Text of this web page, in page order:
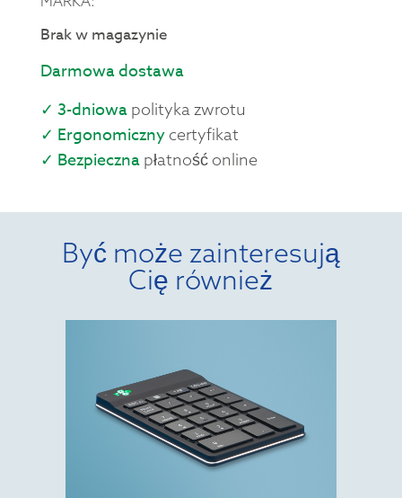
Brak w magazynie
Darmowa dostawa
✓ 3-dniowapolityka zwrotu
✓ Ergonomicznycertyfikat
✓ Bezpiecznapłatność online
Być może zainteresują
Cię również